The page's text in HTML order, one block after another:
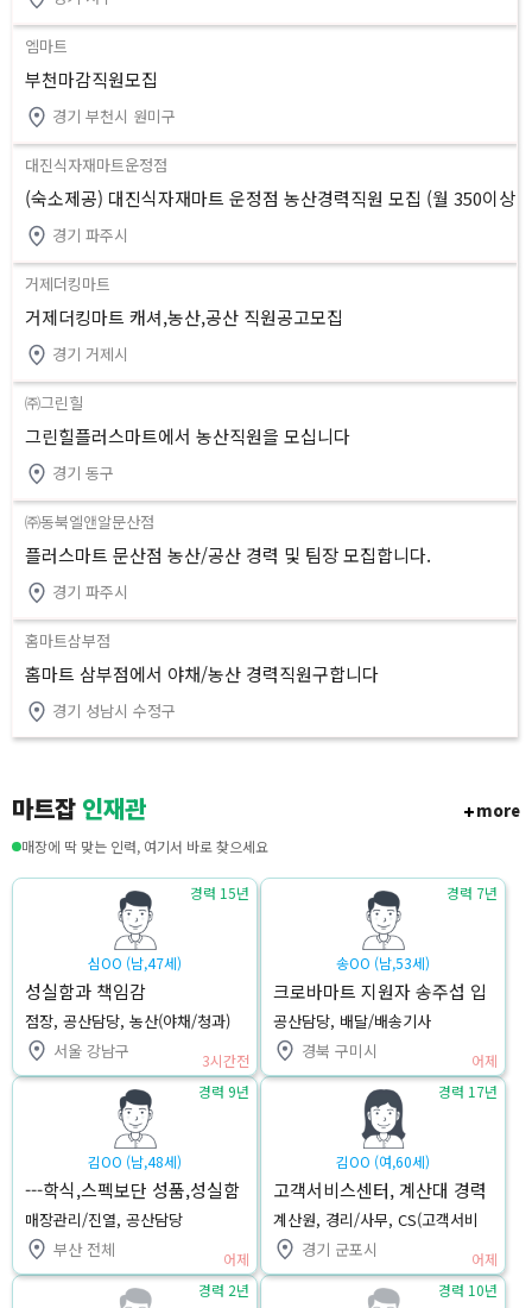
엠마트
부천마감직원모집
경기 부천시 원미구
대진식자재마트운정점
(숙소제공) 대진식자재마트 운정점 농산경력직원 모집 (월 350이상
월 7회 휴무)
경기 파주시
거제더킹마트
거제더킹마트 캐셔,농산,공산 직원공고모집
경기 거제시
㈜그린힐
그린힐플러스마트에서 농산직원을 모십니다
경기 동구
㈜동북엘앤알문산점
플러스마트 문산점 농산/공산 경력 및 팀장 모집합니다.
경기 파주시
홈마트삼부점
홈마트 삼부점에서 야채/농산 경력직원구합니다
경기 성남시 수정구
마트잡 인재관 more
매장에 딱 맞는 인력, 여기서 바로 찾으세요
심OO (남,47세)
성실함과 책임감
점장, 공산담당, 농산(야채/청과)
서울 강남구
경력 15년
3시간전
송OO (남,53세)
크로바마트 지원자 송주섭 입
니다
공산담당, 배달/배송기사
경북 구미시
경력 7년
어제
김OO (남,48세)
---학식,스펙보단 성품,성실함
으로 열심히 하겠습니다.---
매장관리/진열, 공산담당
부산 전체
경력 9년
어제
김OO (여,60세)
고객서비스센터, 계산대 경력
자 김동하입니다
계산원, 경리/사무, CS(고객서비
스)
경기 군포시
경력 17년
어제
경력 2년 경력 10년